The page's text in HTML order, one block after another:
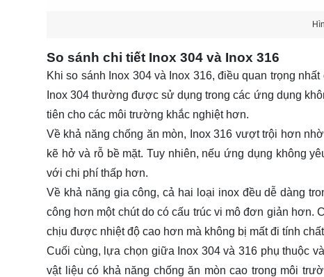
So sánh chi tiết Inox 304 và Inox 316
Khi so sánh Inox 304 và Inox 316, điều quan trọng
Inox 304 thường được sử dụng trong các ứng dụng
tiên cho các môi trường khắc nghiệt hơn.
Về khả năng chống ăn mòn, Inox 316 vượt trội hơn
kẽ hở và rỗ bề mặt. Tuy nhiên, nếu ứng dụng không
với chi phí thấp hơn.
Về khả năng gia công, cả hai loại inox đều dễ dàng
công hơn một chút do có cấu trúc vi mô đơn giản hơn.
chịu được nhiệt độ cao hơn mà không bị mất đi tính
Cuối cùng, lựa chọn giữa Inox 304 và 316 phụ thuộc
vật liệu có khả năng chống ăn mòn cao trong môi